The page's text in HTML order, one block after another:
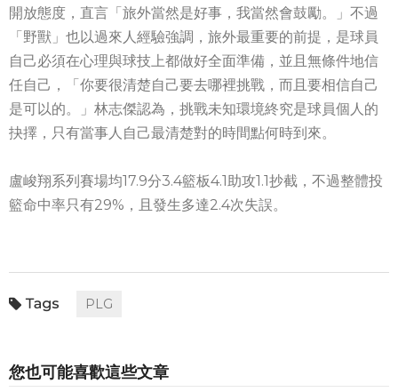
開放態度，直言「旅外當然是好事，我當然會鼓勵。」不過
「野獸」也以過來人經驗強調，旅外最重要的前提，是球員
自己必須在心理與球技上都做好全面準備，並且無條件地信
任自己，「你要很清楚自己要去哪裡挑戰，而且要相信自己
是可以的。」林志傑認為，挑戰未知環境終究是球員個人的
抉擇，只有當事人自己最清楚對的時間點何時到來。
盧峻翔系列賽場均17.9分3.4籃板4.1助攻1.1抄截，不過整體投
籃命中率只有29%，且發生多達2.4次失誤。
PLG
您也可能喜歡這些文章